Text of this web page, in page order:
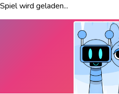
Spiel wird geladen...